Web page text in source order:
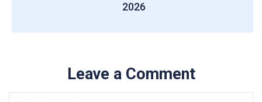
2026
Leave a Comment